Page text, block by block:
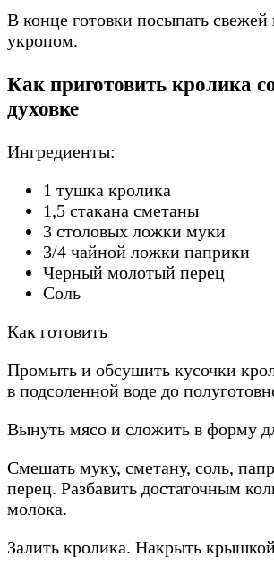
В конце готовки посыпать
укропом.
Как приготовить кролика
духовке
Ингредиенты:
1 тушка кролика
1,5 стакана сметаны
3 столовых ложки муки
3/4 чайной ложки паприки
Черный молотый перец
Соль
Как готовить
Промыть и обсушить кусочки
в подсоленной воде до
Вынуть мясо и сложить в форму
Смешать муку, сметану, соль,
перец. Разбавить достаточным
молока.
Залить кролика. Накрыть